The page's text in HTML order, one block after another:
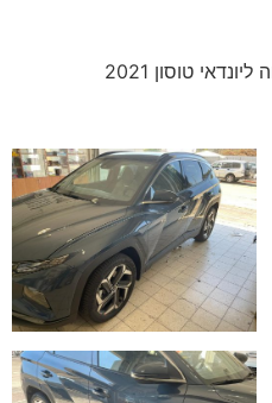
טוסון 2021